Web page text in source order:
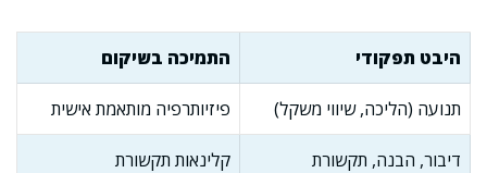
היבט תפקודי התמיכה בשיקום
תנועה (הליכה, שיווי משקל) פיזיותרפיה מותאמת אישית
דיבור, הבנה, תקשורת קלינאות תקשורת